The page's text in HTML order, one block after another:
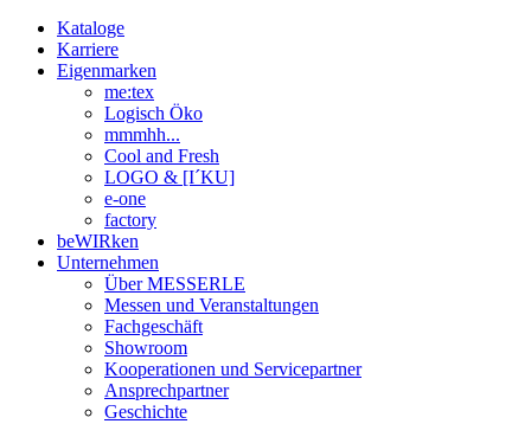
Kataloge
Karriere
Eigenmarken
me:tex
Logisch Öko
mmmhh...
Cool and Fresh
LOGO & [I´KU]
e-one
factory
beWIRken
Unternehmen
Über MESSERLE
Messen und Veranstaltungen
Fachgeschäft
Showroom
Kooperationen und Servicepartner
Ansprechpartner
Geschichte